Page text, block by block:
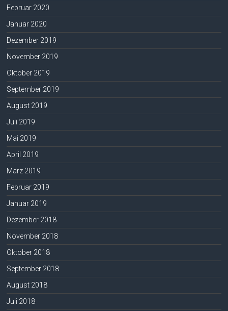
Februar 2020
Januar 2020
Dezember 2019
November 2019
Oktober 2019
September 2019
August 2019
Juli 2019
Mai 2019
April 2019
März 2019
Februar 2019
Januar 2019
Dezember 2018
November 2018
Oktober 2018
September 2018
August 2018
Juli 2018